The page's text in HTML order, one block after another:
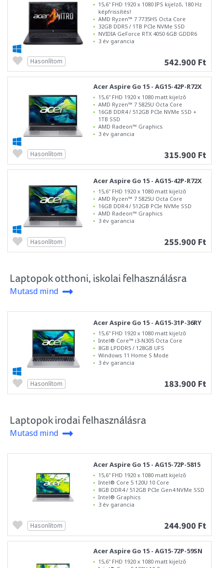
15,6" FHD 1920 x 1080 IPS kijelző, 180 Hz
képfrissítés!
AMD Ryzen™ 7 7735HS Octa Core
32GB DDR5 / 1TB PCIe NVMe SSD
NVIDIA GeForce RTX 4050 6GB GDDR6
3 év garancia
542.900 Ft
Hasonlítom
Acer Aspire Go 15 - AG15-42P-R72X
15,6" FHD 1920 x 1080 matt kijelző
AMD Ryzen™ 7 5825U Octa Core
16GB DDR4 / 512GB PCIe NVMe SSD +
1TB SSD
AMD Radeon™ Graphics
3 év garancia
315.900 Ft
Hasonlítom
Acer Aspire Go 15 - AG15-42P-R72X
15,6" FHD 1920 x 1080 matt kijelző
AMD Ryzen™ 7 5825U Octa Core
16GB DDR4 / 512GB PCIe NVMe SSD
AMD Radeon™ Graphics
3 év garancia
255.900 Ft
Hasonlítom
Laptopok otthoni, iskolai felhasználásra
Mutasd mind
Acer Aspire Go 15 - AG15-31P-36RY
15,6" FHD 1920 x 1080 matt kijelző
Intel® Core™ i3-N305 Octa Core
8GB LPDDR5 / 128GB UFS
Windows 11 Home S Mode
3 év garancia
183.900 Ft
Hasonlítom
Laptopok irodai felhasználásra
Mutasd mind
Acer Aspire Go 15 - AG15-72P-5815
15,6" FHD 1920 x 1080 matt kijelző
Intel® Core 5 120U 10 Core
8GB DDR4 / 512GB PCIe Gen4 NVMe SSD
Intel® Graphics
3 év garancia
244.900 Ft
Hasonlítom
Acer Aspire Go 15 - AG15-72P-59SN
15,6" FHD 1920 x 1080 matt kijelző